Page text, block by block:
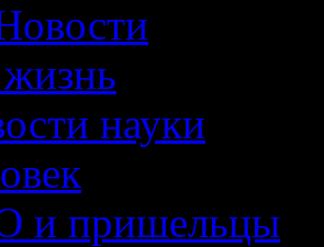
науки
и пришельцы